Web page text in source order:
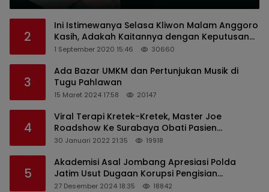
2
Ini Istimewanya Selasa Kliwon Malam Anggoro
Kasih, Adakah Kaitannya dengan Keputusan
PDIP?
1 September 2020 15:46 30660
3
Ada Bazar UMKM dan Pertunjukan Musik di
Tugu Pahlawan
15 Maret 2024 17:58 20147
4
Viral Terapi Kretek-Kretek, Master Joe
Roadshow Ke Surabaya Obati Pasien
Sekaligus Edukasi Masyarakat
30 Januari 2022 21:35 19918
5
Akademisi Asal Jombang Apresiasi Polda
Jatim Usut Dugaan Korupsi Pengisian
Perangkat Desa di Kediri
27 Desember 2024 18:35 18842